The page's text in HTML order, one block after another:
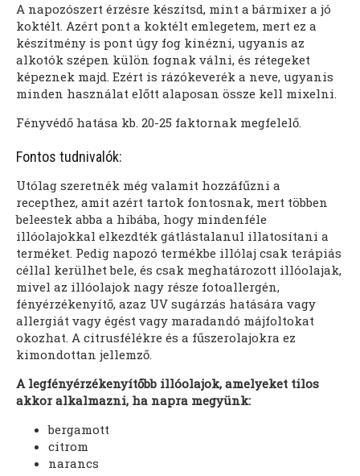
A napozószert érzésre készítsd, mint a bármixer a jó
koktélt. Azért pont a koktélt emlegetem, mert ez a
készítmény is pont úgy fog kinézni, ugyanis az
alkotók szépen külön fognak válni, és rétegeket
képeznek majd. Ezért is rázókeverék a neve, ugyanis
minden használat előtt alaposan össze kell mixelni.
Fényvédő hatása kb. 20-25 faktornak megfelelő.
Fontos tudnivalók:
Utólag szeretnék még valamit hozzáfűzni a
recepthez, amit azért tartok fontosnak, mert többen
beleestek abba a hibába, hogy mindenféle
illóolajokkal elkezdték gátlástalanul illatosítani a
terméket. Pedig napozó termékbe illólaj csak terápiás
céllal kerülhet bele, és csak meghatározott illóolajak,
mivel az illóolajok nagy része fotoallergén,
fényérzékenyítő, azaz UV sugárzás hatására vagy
allergiát vagy égést vagy maradandó májfoltokat
okozhat. A citrusfélékre és a fűszerolajokra ez
kimondottan jellemző.
A legfényérzékenyítőbb illóolajok, amelyeket tilos
akkor alkalmazni, ha napra megyünk:
bergamott
citrom
narancs